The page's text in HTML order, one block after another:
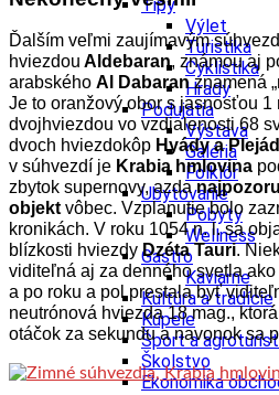
Tipy
Výlet
Turistika
Cyklistika
Hrady
Podujatia
Výstava
Galéria
Folklór
Ubytovanie
Pobyty
Wellness
Gastro
Kaviarne
Kultúra a tradície
Kúpele
Šport a
Školstvo
Ekonomika
Ďalším veľmi zaujímavým
hviezdou Aldebaran, známou aj
arabského Al Dabaranznamená
Je to oranžový obor s jasnosťou 1
dvojhviezdou vo vzdialenosti 68
dvoch hviezdokôp Hyády a
v súhvezdí je Krabia hmlovina
zbytok supernovy, azda
objekt vôbec. Vzplanutie bolo
kronikách. V roku 1054 n. l. sa
blízkosti hviezdyDzéta Tauri.
viditeľná aj za denného svetla ako
a po roku a pol prestala byť
neutrónová hviezda 18 mag.,
otáčok za sekundu a navonok sa